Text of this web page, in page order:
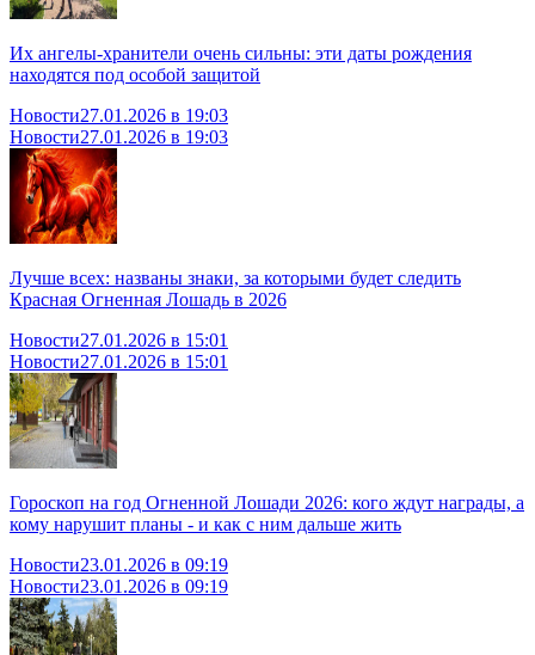
Их ангелы-хранители очень сильны: эти даты рождения
находятся под особой защитой
Новости27.01.2026 в 19:03
Новости27.01.2026 в 19:03
Лучше всех: названы знаки, за которыми будет следить
Красная Огненная Лошадь в 2026
Новости27.01.2026 в 15:01
Новости27.01.2026 в 15:01
Гороскоп на год Огненной Лошади 2026: кого ждут награды, а
кому нарушит планы - и как с ним дальше жить
Новости23.01.2026 в 09:19
Новости23.01.2026 в 09:19